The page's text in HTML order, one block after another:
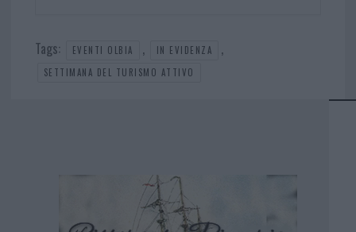
Tags: EVENTI OLBIA , IN EVIDENZA ,
SETTIMANA DEL TURISMO ATTIVO